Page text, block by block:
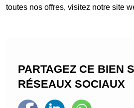
toutes nos offres, visitez notre site
PARTAGEZ CE BIEN
RÉSEAUX SOCIAUX